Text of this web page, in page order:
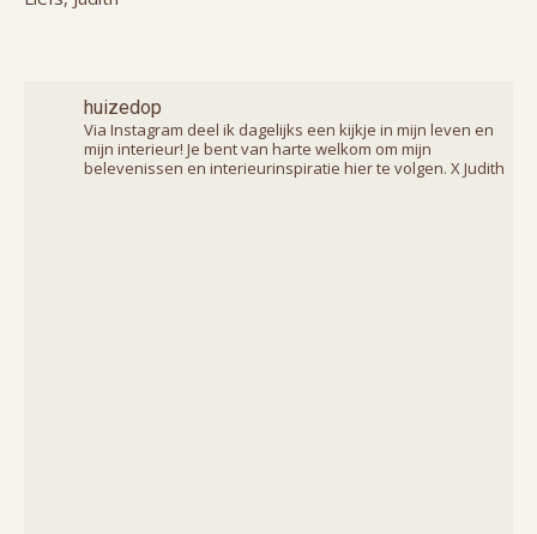
huizedop
Via Instagram deel ik dagelijks een kijkje in mijn leven en
mijn interieur! Je bent van harte welkom om mijn
belevenissen en interieurinspiratie hier te volgen. X Judith